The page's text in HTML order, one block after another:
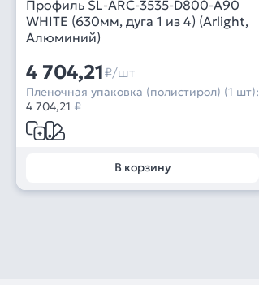
Профиль SL-ARC-3535-D800-A90
WHITE (630мм, дуга 1 из 4) (Arlight,
Алюминий)
4 704,21₽/шт
Пленочная упаковка (полистирол) (1 шт):
4 704,21 ₽
В корзину